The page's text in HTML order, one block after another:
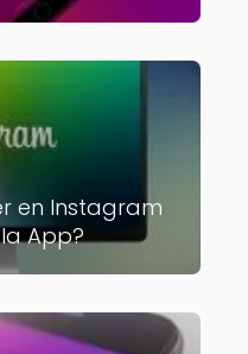
en Instagram
App?